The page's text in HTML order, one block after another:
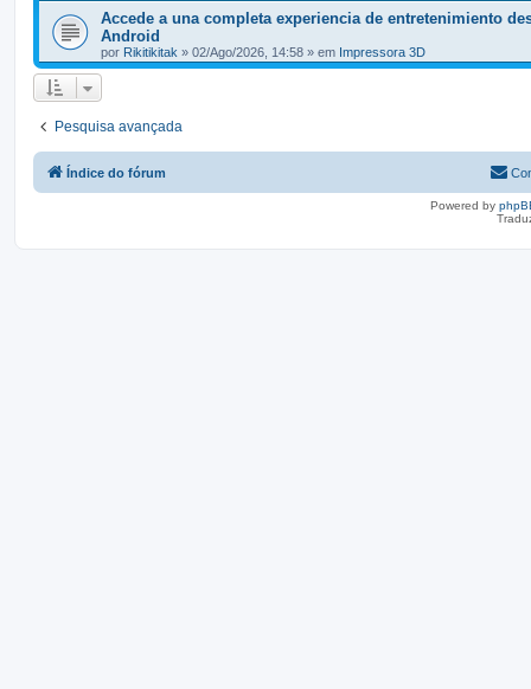
Accede a una completa experiencia de entretenimiento
Android
por Rikitikitak » 02/Ago/2026, 14:58 » em Impressora 3D
Pesquisa avançada
Índice do fórum
Powered by